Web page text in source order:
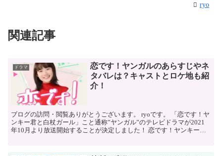
ryo
関連記事
ドラマ
恋です！ヤンガルのあらすじやネ
タバレは？キャストとロケ地も紹
介！
ブログの訪問・閲覧ありがとうございます。 ryoです。 「恋です！ヤ
ンキー君と白杖ガール」こと通称”ヤンガル”のテレビドラマが2021
年10月より放送開始することが決定しました！ 恋です！ヤンキー君